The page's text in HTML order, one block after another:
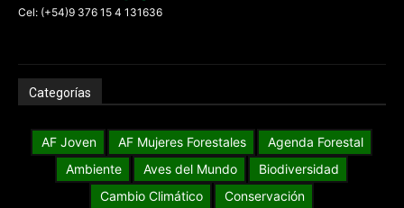
Cel: (+54)9 376 15 4 131636
Categorías
AF Joven AF Mujeres Forestales
Agenda Forestal
Ambiente
Aves del Mundo
Biodiversidad
Cambio Climático
Conservación